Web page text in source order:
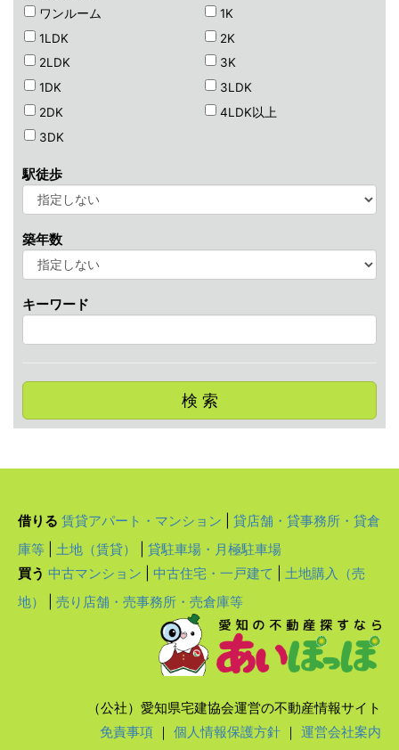
ワンルーム
1LDK
2LDK
1K
2K
3K
1DK
2DK
3DK
3LDK
4LDK以上
駅徒歩
築年数
キーワード
検 索
借りる 賃貸アパート・マンション
貸店舗・貸事務所・貸倉
庫等
土地（賃貸）
貸駐車場・月極駐車場
買う 中古マンション 中古住宅・一戸建て
土地購入（売
地）
売り店舗・売事務所・売倉庫等
（公社）愛知県宅建協会運営の不動産情報サイト
免責事項 ｜ 個人情報保護方針 ｜ 運営会社案内